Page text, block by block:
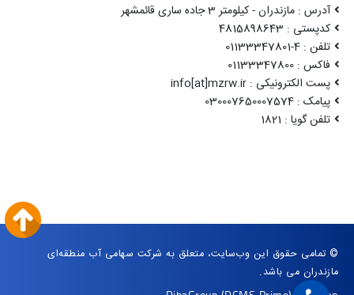
آدرس : مازندران - کیلومتر 3 جاده ساری قائمشهر
کدپستی : 4815898643
تلفن : 4-01133347801
فاکس : 01133347800
پست الکترونیکی : info[at]mzrw.ir
پیامک : 030007650007574
تلفن گویا : 1821
© تمامی حقوق این وب‌سایت، متعلق به شرکت سهامی آب منطقه‌ای
مازندران می باشد.